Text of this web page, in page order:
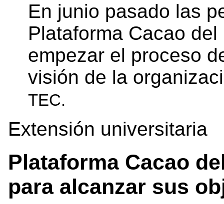
En junio pasado las
Plataforma Cacao
empezar el proceso
visión de la
TEC.
Extensión universitaria
Plataforma Cacao
para alcanzar sus